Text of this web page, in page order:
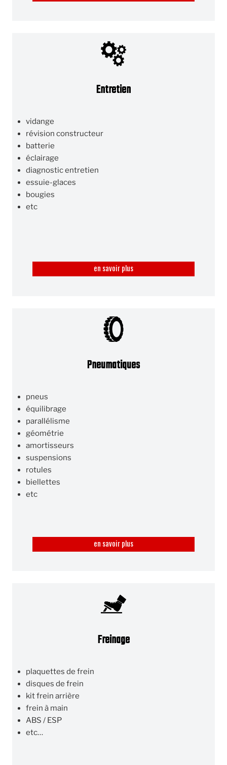
Entretien
vidange
révision constructeur
batterie
éclairage
diagnostic entretien
essuie-glaces
bougies
etc
en savoir plus
Pneumatiques
pneus
équilibrage
parallélisme
géométrie
amortisseurs
suspensions
rotules
biellettes
etc
en savoir plus
Freinage
plaquettes de frein
disques de frein
kit frein arrière
frein à main
ABS / ESP
etc…